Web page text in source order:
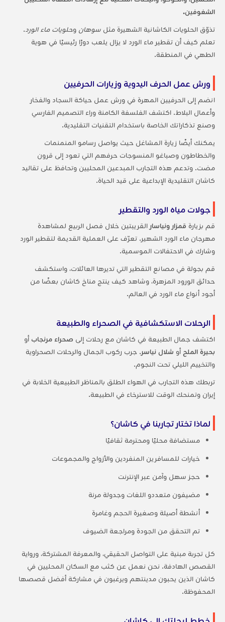
الشغوفين.
تذوّق الحلويات الكاشانية الشهيرة مثل سوهان وحلويات ماء الورد.
تعلم كيف أن تقطير ماء الورد لا يزال يلعب دورًا رئيسيًا في هوية
الطهي في المنطقة.
ورش عمل الحرف اليدوية وزيارات الحرفيين
انضم إلى الحرفيين المهرة في ورش عمل حياكة السجاد والفخار
وأعمال البلاط. اكتشف الفلسفة الكامنة وراء التصميم الفارسي
وصنع تذكاراتك الخاصة باستخدام التقنيات التقليدية.
يمكنك أيضًا زيارة المشاغل حيث يواصل رسامو المنمنمات
والخطاطون وصباغو المنسوجات حرفهم التي تعود إلى قرون
مضت. وتدعم هذه التجارب المبدعين المحليين وتحافظ على تقاليد
كاشان التقليدية الإبداعية على قيد الحياة.
جولات مياه الورد والتقطير
قم بزيارة قمزار ونياسار القريبتين خلال فصل الربيع لمشاهدة
مهرجان ماء الورد الشهير. تعرّف على العملية القديمة لتقطير الورد
وشارك في الاحتفالات الموسمية.
قم بجولة في مصانع التقطير التي تديرها العائلات، واستكشف
حدائق الورود المزهرة، وشاهد كيف ينتج مناخ كاشان بعضًا من
أجود أنواع ماء الورد في العالم.
الرحلات الاستكشافية في الصحراء والطبيعة
اكتشف جمال الطبيعة في كاشان مع رحلات إلى صحراء مرنجابأو
بحيرة الملح أو شلال نياسر. جرب ركوب الجمال والرحلات الصحراوية
والتخييم الليلي تحت النجوم.
تربطك هذه التجارب في الهواء الطلق بالمناظر الطبيعية الخلابة في
إيران وتمنحك الوقت للاسترخاء في الطبيعة.
لماذا تختار تجاربنا في كاشان؟
مستضافة محليًا ومحترمة ثقافيًا
خيارات للمسافرين المنفردين والأزواج والمجموعات
حجز سهل وآمن عبر الإنترنت
مضيفون متعددو اللغات وجدولة مرنة
أنشطة أصيلة وصغيرة الحجم وغامرة
تم التحقق من الجودة ومراجعة الضيوف
كل تجربة مبنية على التواصل الحقيقي، والمعرفة المشتركة، ورواية
القصص الهادفة. نحن نعمل عن كثب مع السكان المحليين في
كاشان الذين يحبون مدينتهم ويرغبون في مشاركة أفضل قصصها
المحفوظة.